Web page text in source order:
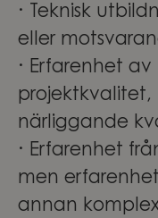
· Teknisk
eller
· Erfarenhet
projektkvalitet,
närliggande
· Erfarenhet
men
annan